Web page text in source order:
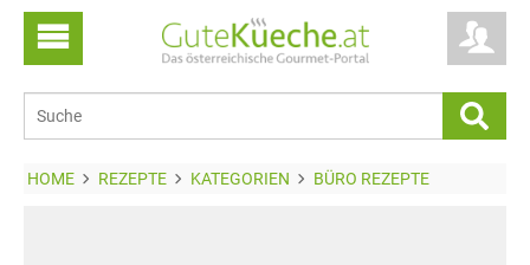
HOME REZEPTE KATEGORIEN BÜRO REZEPTE